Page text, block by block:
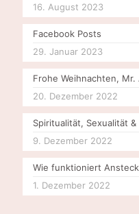
16. August 2023
Facebook Posts
29. Januar 2023
Frohe Weihnachten, Mr.
20. Dezember 2022
Spiritualität, Sexualität
9. Dezember 2022
Wie funktioniert
1. Dezember 2022